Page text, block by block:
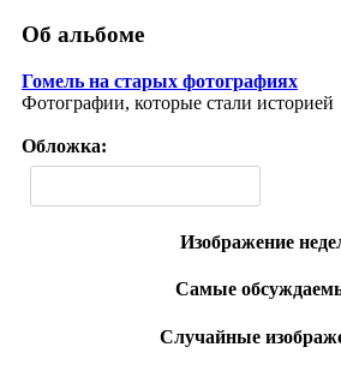
Об альбоме
Гомель на старых фотографиях
Фотографии, которые стали историей
Обложка:
Изображение
Самые
Случайные